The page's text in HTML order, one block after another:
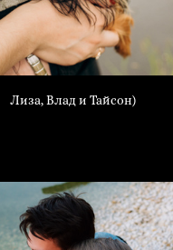
Лиза, Влад и Тайсон)